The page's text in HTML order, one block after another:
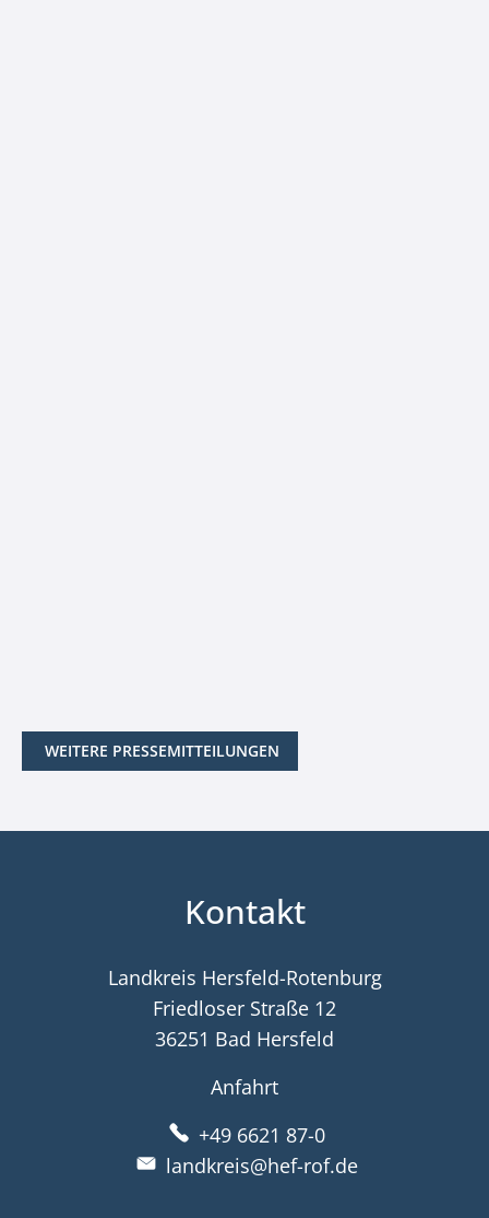
WEITERE PRESSEMITTEILUNGEN
Kontakt
Landkreis Hersfeld-Rotenburg
Friedloser Straße 12
36251 Bad Hersfeld
Anfahrt
+49 6621 87-0
landkreis@hef-rof.de